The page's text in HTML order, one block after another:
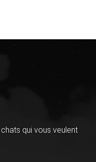
qui vous veulent